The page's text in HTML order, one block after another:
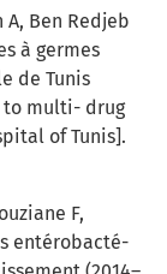
A, Ben Redjeb
à germes
de Tunis
to multi- drug
of Tunis].
F,
entérobacté-